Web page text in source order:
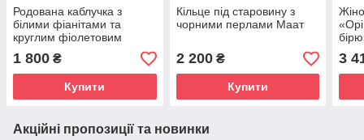
Родована каблучка з
білими фіанітами та
круглим фіолетовим
Мадлін
1 800 ₴
Купити
Кільце під старовину з
чорними перлами Маат
2 200₴
Купити
3
Акційні пропозиції та новинки